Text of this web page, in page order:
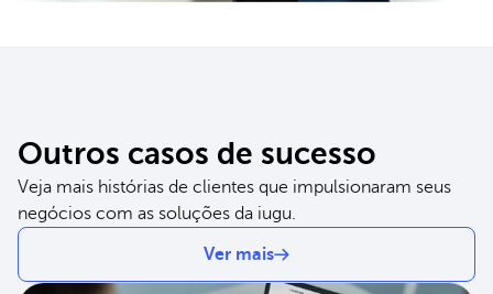
Outros casos de sucesso
Veja mais histórias de clientes que impulsionaram seus
negócios com as soluções da iugu.
Ver mais